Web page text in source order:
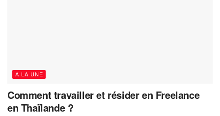
A LA UNE
Comment travailler et résider en Freelance
en Thaïlande ?